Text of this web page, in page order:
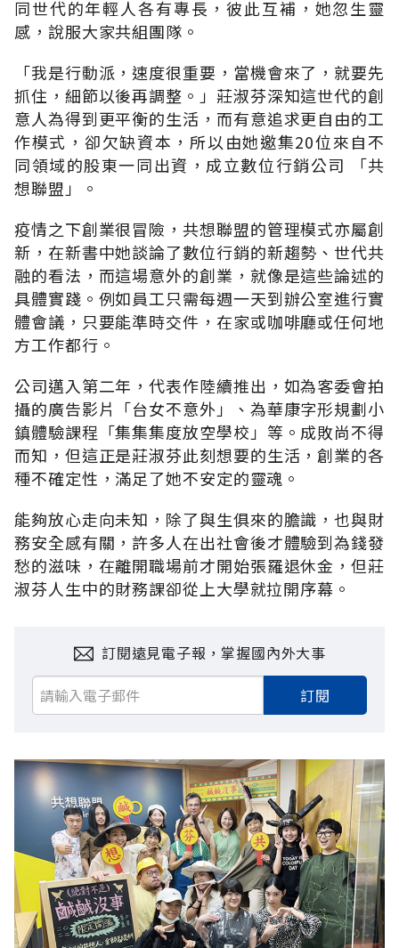
同世代的年輕人各有專長，彼此互補，她忽生靈
感，說服大家共組團隊。
「我是行動派，速度很重要，當機會來了，就要先
抓住，細節以後再調整。」莊淑芬深知這世代的創
意人為得到更平衡的生活，而有意追求更自由的工
作模式，卻欠缺資本，所以由她邀集20位來自不
同領域的股東一同出資，成立數位行銷公司 「共
想聯盟」。
疫情之下創業很冒險，共想聯盟的管理模式亦屬創
新，在新書中她談論了數位行銷的新趨勢、世代共
融的看法，而這場意外的創業，就像是這些論述的
具體實踐。例如員工只需每週一天到辦公室進行實
體會議，只要能準時交件，在家或咖啡廳或任何地
方工作都行。
公司邁入第二年，代表作陸續推出，如為客委會拍
攝的廣告影片「台女不意外」、為華康字形規劃小
鎮體驗課程「集集集度放空學校」等。成敗尚不得
而知，但這正是莊淑芬此刻想要的生活，創業的各
種不確定性，滿足了她不安定的靈魂。
能夠放心走向未知，除了與生俱來的膽識，也與財
務安全感有關，許多人在出社會後才體驗到為錢發
愁的滋味，在離開職場前才開始張羅退休金，但莊
淑芬人生中的財務課卻從上大學就拉開序幕。
訂閱遠見電子報，掌握國內外大事
訂閱